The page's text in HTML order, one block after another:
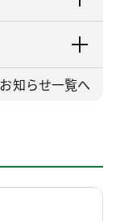
お知らせ一覧へ